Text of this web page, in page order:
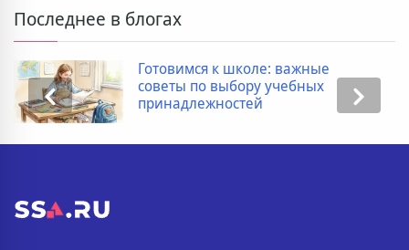
Последнее в блогах
Готовимся к школе: важные
советы по выбору учебных
принадлежностей